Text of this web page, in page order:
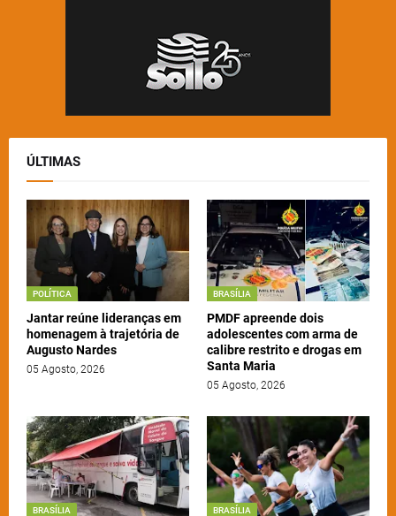
ÚLTIMAS
POLÍTICA
Jantar reúne lideranças em
homenagem à trajetória de
Augusto Nardes
05 Agosto, 2026
BRASÍLIA
PMDF apreende dois
adolescentes com arma de
calibre restrito e drogas em
Santa Maria
05 Agosto, 2026
BRASÍLIA BRASÍLIA